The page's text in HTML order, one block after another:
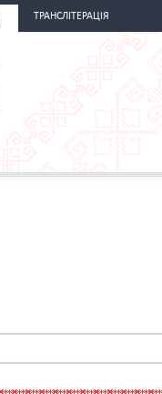
ТРАНСЛІТЕРАЦІЯ